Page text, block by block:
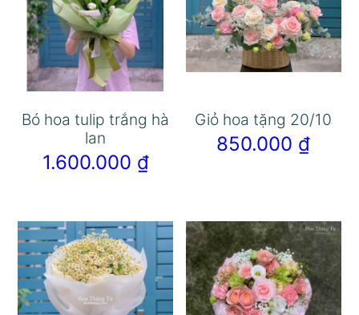
Bó hoa tulip trắng hà
lan
1.600.000 ₫
Giỏ hoa tặng 20/10
850.000 ₫